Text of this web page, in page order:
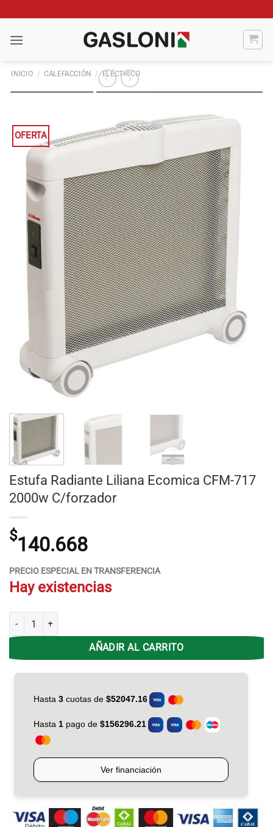
al
contenido
INICIO / CALEFACCIÓN / ELÉCTRICO
OFERTA
Estufa Radiante Liliana Ecomica CFM-717
2000w C/forzador
$140.668
PRECIO ESPECIAL EN TRANSFERENCIA
Hay existencias
Estufa Radiante Liliana Ecomica CFM-717 2000w C/forzador
AÑADIR AL CARRITO